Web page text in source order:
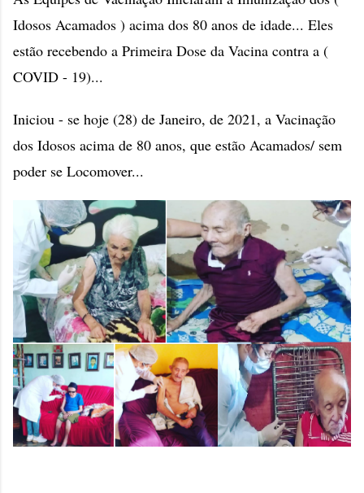
Idosos Acamados ) acima dos 80 anos de idade... Eles
estão recebendo a Primeira Dose da Vacina contra a (
COVID - 19)...
Iniciou - se hoje (28) de Janeiro, de 2021, a Vacinação
dos Idosos acima de 80 anos, que estão Acamados/ sem
poder se Locomover...